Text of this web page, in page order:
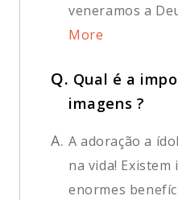
veneramos a
More
Q. Qual é a
imagens ?
A. A adoração a
na vida!
enormes